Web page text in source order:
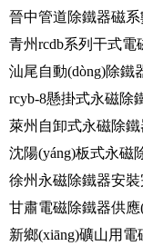
晉中管道除鐵器磁系
青州rcdb系列干式電
汕尾自動(dòng)除鐵
rcyb-8懸掛式永磁除
萊州自卸式永磁除鐵
沈陽(yáng)板式永磁
徐州永磁除鐵器安
甘肅電磁除鐵器供應
新鄉(xiāng)礦山用